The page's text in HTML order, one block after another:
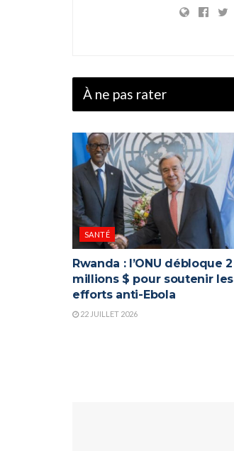
À ne pas rater
SANTÉ
Rwanda : l’ONU débloque 2
millions $ pour soutenir les
efforts anti-Ebola
22 JUILLET 2026